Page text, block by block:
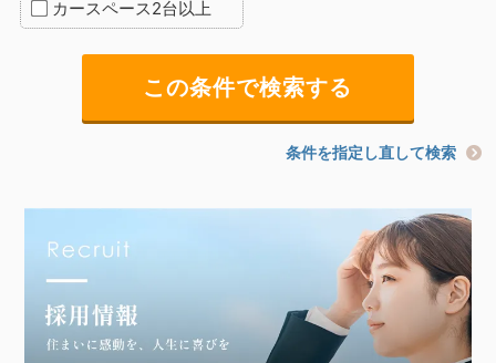
カースペース2台以上
条件を指定し直して検索